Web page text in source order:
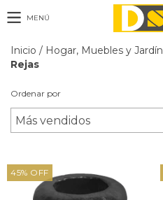
MENÚ
Inicio / Hogar, Muebles y Jardín
Rejas
Ordenar por
45% OFF